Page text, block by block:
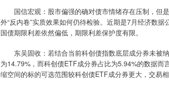
国信宏观：股市偏强的确对债市情绪存在压制，但
外“反内卷”实质效果如何仍待检验。近期是7月经济数
国债期限利差依然偏低，期限利差保护度有限。
东吴固收：若结合当前科创债指数底层成分券未被
为14.79%，而科创债ETF成分券占比为5.94%的数据
缩空间的标的可选范围较科创债ETF成分券更大，交易